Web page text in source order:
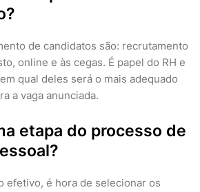
de candidatos são: recrutamento
online e às cegas. É papel do RH e
qual deles será o mais adequado
a vaga anunciada.
etapa do processo de
efetivo, é hora de selecionar os